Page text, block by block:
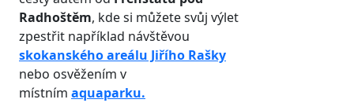
Radhoštěm, kde si můžete svůj výlet
zpestřit například návštěvou
skokanského areálu Jiřího Rašky
nebo osvěžením v
místním aquaparku.